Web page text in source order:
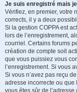
Je suis enregistré mais
Vérifiez, en premier, votre
corrects, il y a deux
Si la gestion COPPA est
lors de l’enregistrement,
courriel. Certains forums
création de compte soit
que vous puissiez vous
l’enregistrement. Si vous
Si vous n’avez pas reçu
adresse incorrecte ou que
vous êtes sûr de